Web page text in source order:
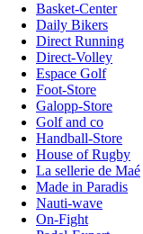
Basket-Center
Daily Bikers
Direct Running
Direct-Volley
Espace Golf
Foot-Store
Galopp-Store
Golf and co
Handball-Store
House of Rugby
La sellerie de Maé
Made in Paradis
Nauti-wave
On-Fight